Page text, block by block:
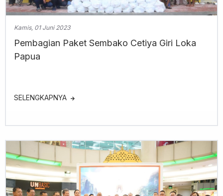
Kamis, 01 Juni 2023
Pembagian Paket Sembako Cetiya Giri Loka
Papua
SELENGKAPNYA